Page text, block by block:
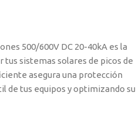
500/600V DC 20-40kA es la
tus sistemas solares de picos de
asegura una protección
de tus equipos y optimizando su